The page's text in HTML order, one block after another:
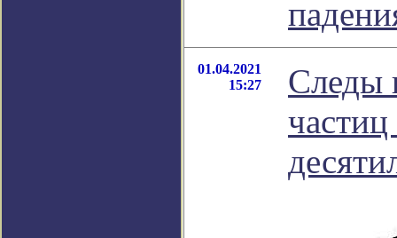
01.04.2021
15:27
Следы